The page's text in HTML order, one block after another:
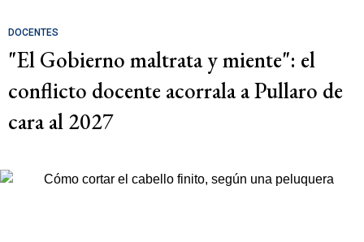
DOCENTES
"El Gobierno maltrata y miente": el
conflicto docente acorrala a Pullaro de
cara al 2027